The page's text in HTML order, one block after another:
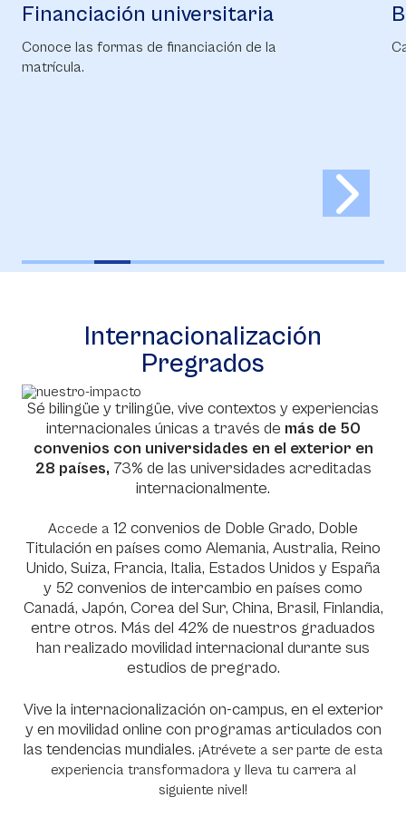
Financiación universitaria
Conoce las formas de financiación de la
matrícula.
Internacionalización
Pregrados
Sé bilingüe y trilingüe, vive contextos y experiencias
internacionales únicas a través de más de 50
convenios con universidades en el exterior en
28 países, 73% de las universidades acreditadas
internacionalmente.
Accede a 12 convenios de Doble Grado, Doble
Titulación en países como Alemania, Australia, Reino
Unido, Suiza, Francia, Italia, Estados Unidos y España
y 52 convenios de intercambio en países como
Canadá, Japón, Corea del Sur, China, Brasil, Finlandia,
entre otros. Más del 42% de nuestros graduados
han realizado movilidad internacional durante sus
estudios de pregrado.
Vive la internacionalización on-campus, en el exterior
y en movilidad online con programas articulados con
las tendencias mundiales. ¡Atrévete a ser parte de esta
experiencia transformadora y lleva tu carrera al
siguiente nivel!